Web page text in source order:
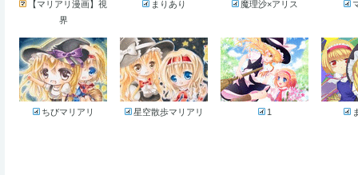
【マリアリ漫画】視
界
まりあり 魔理沙×アリス
ちびマリアリ 星空散歩マリアリ 1